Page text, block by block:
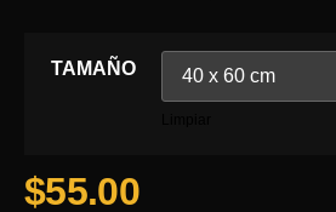
TAMAÑO
$55.00